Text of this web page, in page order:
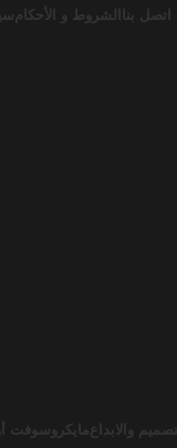
اتصل بنا الشروط و الأحكام
والابداعمايكروسوفت